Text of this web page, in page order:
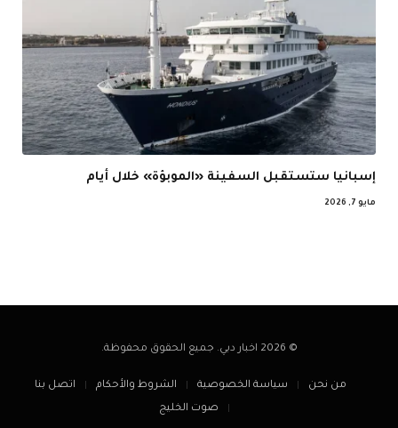
إسبانيا ستستقبل السفينة «الموبؤة» خلال أيام
مايو 7, 2026
© 2026 اخبار دبي. جميع الحقوق محفوظة.
من نحن سياسة الخصوصية الشروط والأحكام
اتصل بنا
صوت الخليج